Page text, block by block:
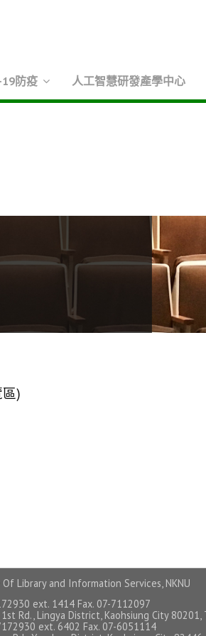
19防疫 人工智慧研發產學中心
)
Library and Information Services, NKNU
ext. 1414 Fax. 07-7112097
Rd., Lingya District, Kaohsiung City 80201,
ext. 6402 Fax. 07-6051114